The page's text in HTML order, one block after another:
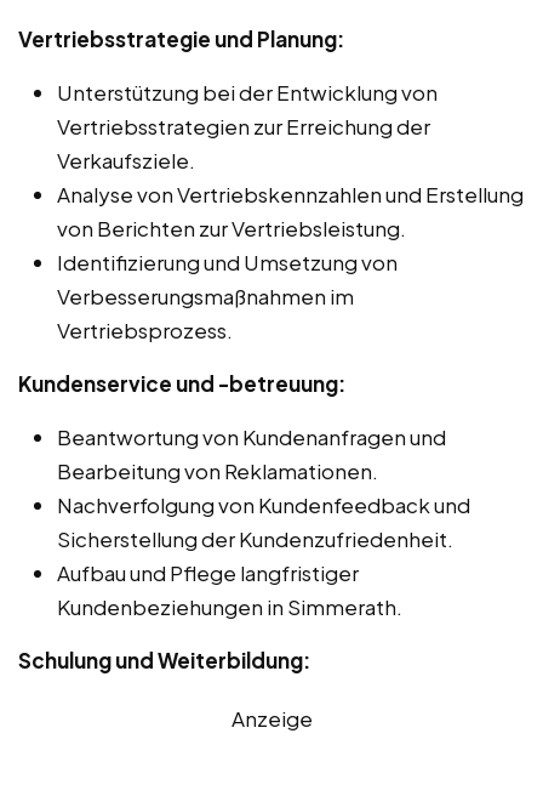
Vertriebsstrategie und Planung:
Unterstützung bei der Entwicklung von
Vertriebsstrategien zur Erreichung der
Verkaufsziele.
Analyse von Vertriebskennzahlen und Erstellung
von Berichten zur Vertriebsleistung.
Identifizierung und Umsetzung von
Verbesserungsmaßnahmen im
Vertriebsprozess.
Kundenservice und -betreuung:
Beantwortung von Kundenanfragen und
Bearbeitung von Reklamationen.
Nachverfolgung von Kundenfeedback und
Sicherstellung der Kundenzufriedenheit.
Aufbau und Pflege langfristiger
Kundenbeziehungen in Simmerath.
Schulung und Weiterbildung:
Anzeige